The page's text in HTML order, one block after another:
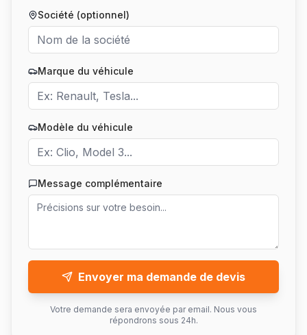
Société (optionnel)
Marque du véhicule
Modèle du véhicule
Message complémentaire
Envoyer ma demande de devis
Votre demande sera envoyée par email. Nous vous
répondrons sous 24h.